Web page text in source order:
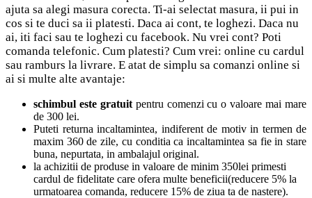
ajuta sa alegi masura corecta. Ti-ai selectat masura, ii pui in
cos si te duci sa ii platesti. Daca ai cont, te loghezi. Daca nu
ai, iti faci sau te loghezi cu facebook. Nu vrei cont? Poti
comanda telefonic. Cum platesti? Cum vrei: online cu cardul
sau ramburs la livrare. E atat de simplu sa comanzi online si
ai si multe alte avantaje:
schimbul este gratuitpentru comenzi cu o valoare mai mare
de 300 lei.
Puteti returna incaltamintea, indiferent de motiv in termen de
maxim 360 de zile, cu conditia ca incaltamintea sa fie in stare
buna, nepurtata, in ambalajul original.
la achizitii de produse in valoare de minim 350lei primesti
cardul de fidelitate care ofera multe beneficii(reducere 5% la
urmatoarea comanda, reducere 15% de ziua ta de nastere).